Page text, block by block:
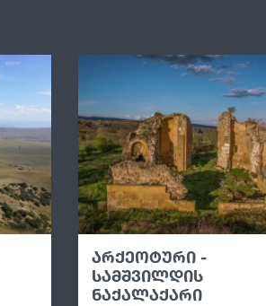
არქეოტური -
სამშვილდის
ნაქალაქარი